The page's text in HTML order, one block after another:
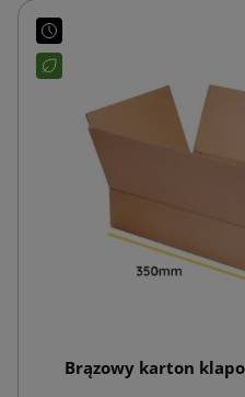
Brązowy karton